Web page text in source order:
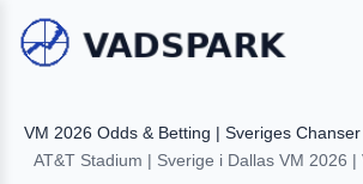
VM 2026 Odds & Betting | Sveriges Chanser
AT&T Stadium | Sverige i Dallas VM 2026 |